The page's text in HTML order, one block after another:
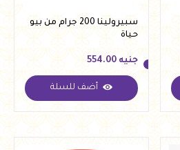
سبيرولينا 200 جرام من بيو
حياة
جنيه
جنيه 554.00
أضف للسلة